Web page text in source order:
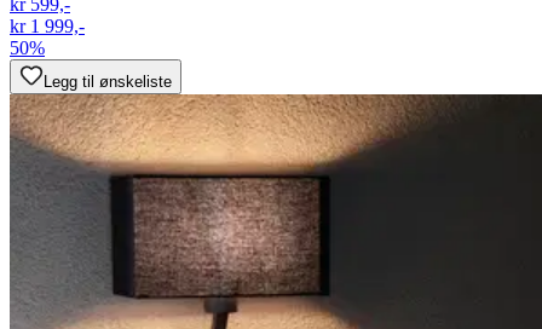
kr 1 999,-
50%
Legg til ønskeliste